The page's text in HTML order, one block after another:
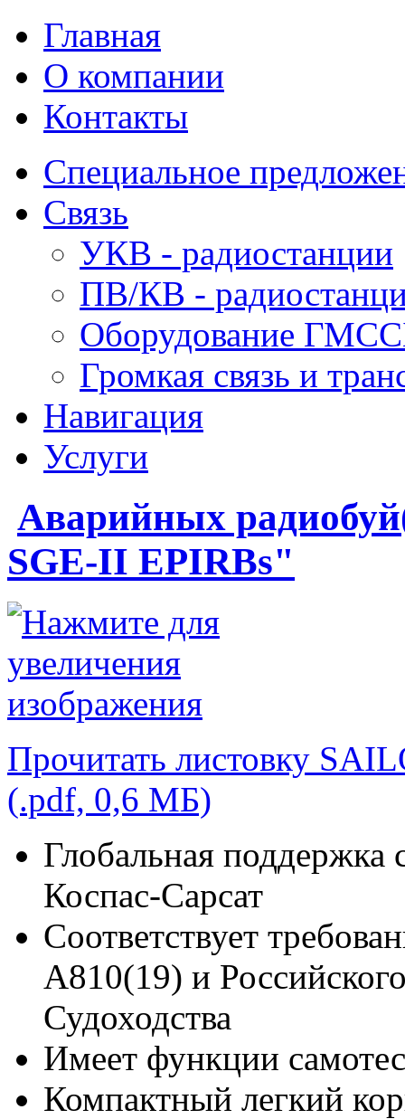
Главная
О компании
Контакты
Специальное
Связь
УКВ - радиостанции
ПВ/КВ -
Оборудование
Громкая связь и
Навигация
Услуги
Аварийных
SGE-II EPIRBs"
Прочитать листовку
(.pdf, 0,6 МБ)
Глобальная
Коспас-Сарсат
Соответствует
A810(19) и
Судоходства
Имеет функции
Компактный легкий